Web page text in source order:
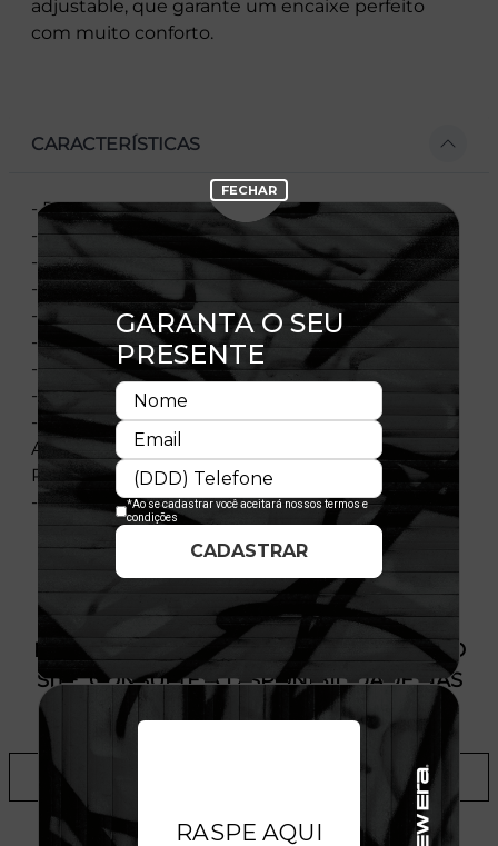
adjustable, que garante um encaixe perfeito
com muito conforto.
CARACTERÍSTICAS
- Bordado frontal
- Bordado aba
- Flag New Era bordada
- Aba curva
- Painel frontal único estruturado
- Ajustável
- Painéis traseiros em mesh
- Fechamento tipo Snapback
- Composição: Painéis frontais e viseira 100%
Algodão - Painéis laterais e traseiros 100%
Poliéster
- Licença oficial
PRODUTO SEM ESTOQUE DÍSPONÍVEL NO
SITE, CONSULTE A DISPONIBILIDADE NAS
ADICIONAR A LISTA DE DESEJOS